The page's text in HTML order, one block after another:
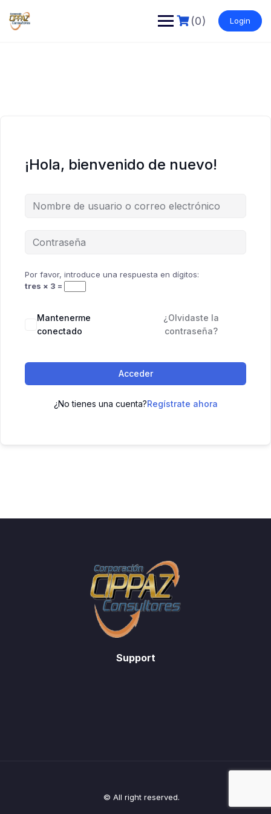
contenido
(0) Login
¡Hola, bienvenido de nuevo!
Por favor, introduce una respuesta en dígitos:
tres × 3 =
Mantenerme
conectado
¿Olvidaste la
contraseña?
Acceder
¿No tienes una cuenta?Regístrate ahora
Support
© All right reserved.